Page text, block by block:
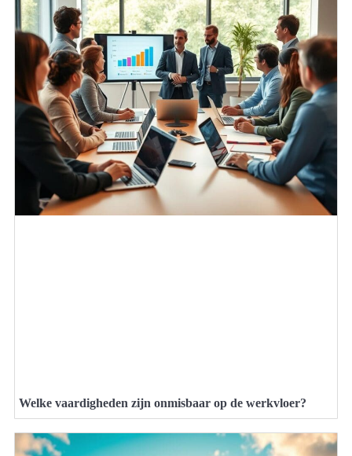
Welke vaardigheden zijn onmisbaar op de werkvloer?